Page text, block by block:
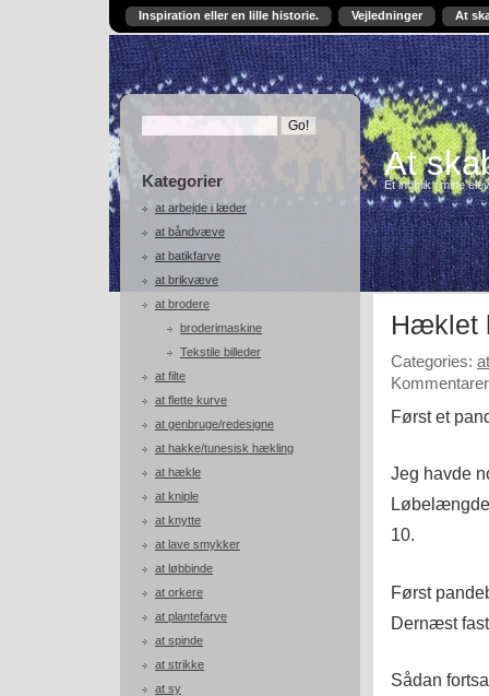
Inspiration eller en lille historie. Vejledninger At
Kategorier
at arbejde i læder
at båndvæve
at batikfarve
at brikvæve
at brodere
broderimaskine
Tekstile billeder
at filte
at flette kurve
at genbruge/redesigne
at hakke/tunesisk hækling
at hækle
at kniple
at knytte
at lave smykker
at løbbinde
at orkere
at plantefarve
at spinde
at strikke
at sy
At
Et indblik i mine
Hæklet
Categories:
Først et
Jeg havde
10.
Først
Dernæst
Sådan